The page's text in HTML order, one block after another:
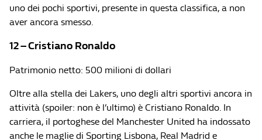
uno dei pochi sportivi, presente in questa classifica, a non
aver ancora smesso.
12 – Cristiano Ronaldo
Patrimonio netto: 500 milioni di dollari
Oltre alla stella dei Lakers, uno degli altri sportivi ancora in
attività (spoiler: non è l’ultimo) è Cristiano Ronaldo. In
carriera, il portoghese del Manchester United ha indossato
anche le maglie di Sporting Lisbona, Real Madrid e